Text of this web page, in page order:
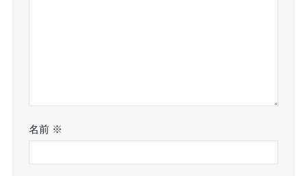
名前 ※